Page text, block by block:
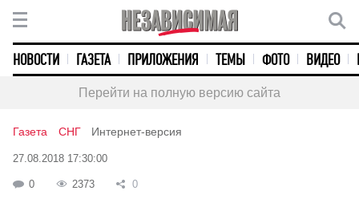
НОВОСТИ ГАЗЕТА ПРИЛОЖЕНИЯ ТЕМЫ ФОТО ВИДЕО
Перейти на полную версию сайта
Газета СНГ Интернет-версия
27.08.2018 17:30:00
0 2373 0